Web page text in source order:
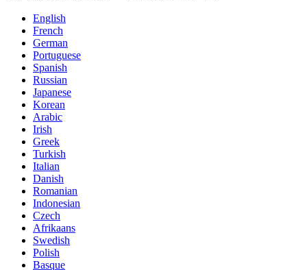
English
French
German
Portuguese
Spanish
Russian
Japanese
Korean
Arabic
Irish
Greek
Turkish
Italian
Danish
Romanian
Indonesian
Czech
Afrikaans
Swedish
Polish
Basque